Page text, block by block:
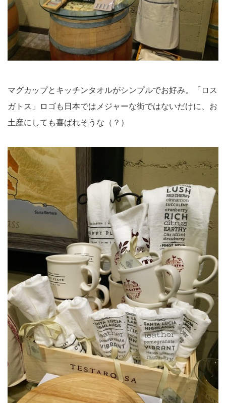
マグカップとキッチンタオルがシンプルでお好み。「ロス
ガトス」ロゴも日本ではメジャーな街ではないだけに、お
土産にしても喜ばれそうな（？）